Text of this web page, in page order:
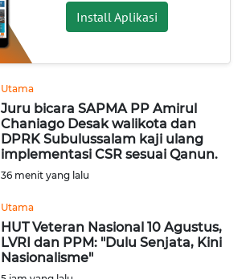
Install Aplikasi
Utama
Juru bicara SAPMA PP Amirul
Chaniago Desak walikota dan
DPRK Subulussalam kaji ulang
implementasi CSR sesuai Qanun.
36 menit yang lalu
Utama
HUT Veteran Nasional 10 Agustus,
LVRI dan PPM: "Dulu Senjata, Kini
Nasionalisme"